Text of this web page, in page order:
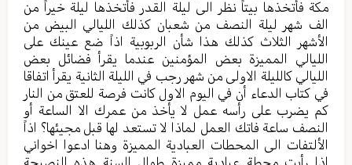
مكة فأتخذها بيتاً نظر الى ليلة القدر فأتخذها ليلة خيراً من
الف شهر ليلة النصف من شعبان كذلك الليالي البيض من
الأشهر الثلاث كذلك هذا شأن الربوبية اذاً ضع عينك على
الليالي المميزة بعض المؤمنين عندما يقرأ فضائل بعض
الليالي كالليلة الاولى من شهر رجب في الليلة الثانية يقرأ اتفاقا
في كتاب الدعاء أن في اليوم الاول كانت فرصة للعتق من النار
كم يضرب على رأسه عمل لا يأخذ من عمرك الا الساعة أو
النصف ساعة فاتك العمل لماذا لا تستعد لها قبل مجيئها؟ اذاً
الألتفات الى المحطات العبادية المميزة وهنا ادعوا اخواني